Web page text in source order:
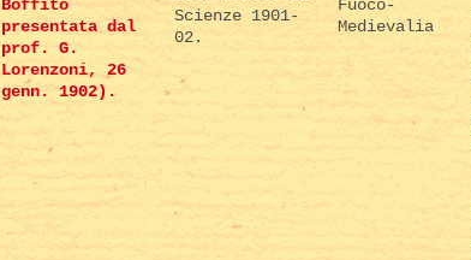
Boffito
presentata dal
prof. G.
Lorenzoni, 26
genn. 1902).
Scienze 1901-
02.
Fuoco-
Medievalia